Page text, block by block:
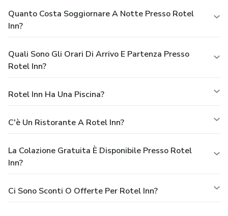
Quanto Costa Soggiornare A Notte Presso Rotel
Inn?
Quali Sono Gli Orari Di Arrivo E Partenza Presso
Rotel Inn?
Rotel Inn Ha Una Piscina?
C'è Un Ristorante A Rotel Inn?
La Colazione Gratuita È Disponibile Presso Rotel
Inn?
Ci Sono Sconti O Offerte Per Rotel Inn?